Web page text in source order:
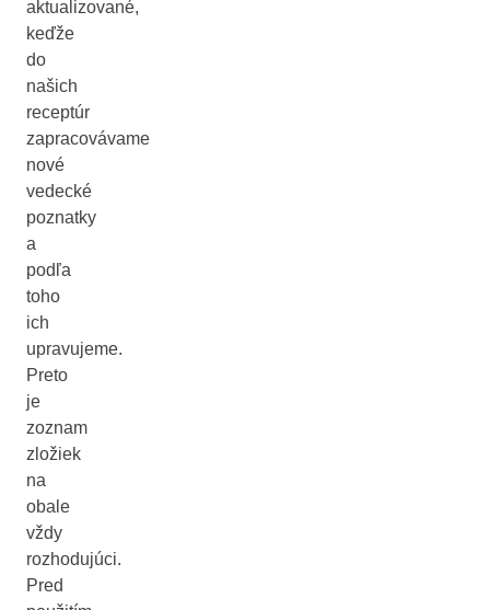
aktualizované,
keďže
do
našich
receptúr
zapracovávame
nové
vedecké
poznatky
a
podľa
toho
ich
upravujeme.
Preto
je
zoznam
zložiek
na
obale
vždy
rozhodujúci.
Pred